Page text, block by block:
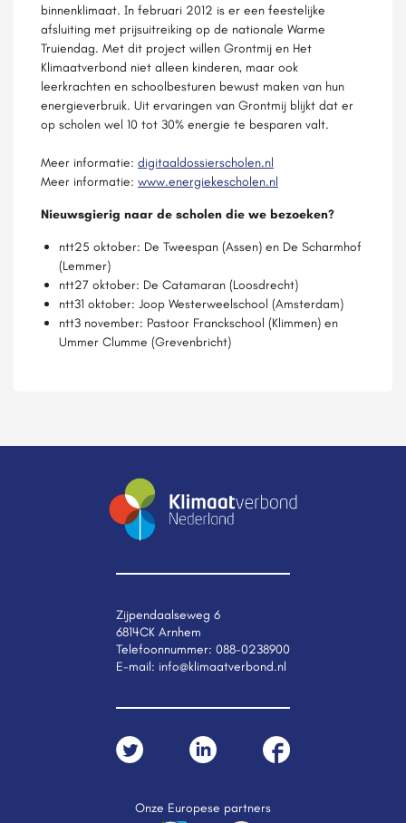
binnenklimaat. In februari 2012 is er een feestelijke
afsluiting met prijsuitreiking op de nationale Warme
Truiendag. Met dit project willen Grontmij en Het
Klimaatverbond niet alleen kinderen, maar ook
leerkrachten en schoolbesturen bewust maken van hun
energieverbruik. Uit ervaringen van Grontmij blijkt dat er
op scholen wel 10 tot 30% energie te besparen valt.
Meer informatie: digitaaldossierscholen.nl
Meer informatie: www.energiekescholen.nl
Nieuwsgierig naar de scholen die we bezoeken?
ntt25 oktober: De Tweespan (Assen) en De Scharmhof
(Lemmer)
ntt27 oktober: De Catamaran (Loosdrecht)
ntt31 oktober: Joop Westerweelschool (Amsterdam)
ntt3 november: Pastoor Franckschool (Klimmen) en
Ummer Clumme (Grevenbricht)
Zijpendaalseweg 6
6814CK Arnhem
Telefoonnummer: 088-0238900
E-mail: info@klimaatverbond.nl
Onze Europese partners